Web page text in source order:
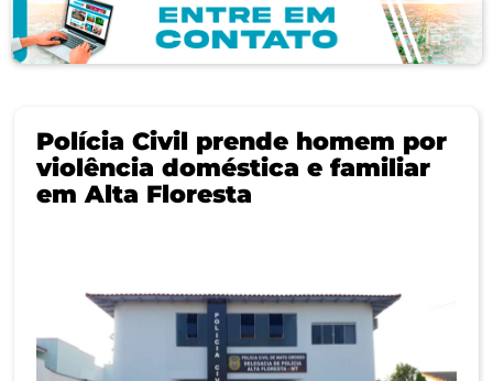
Polícia Civil prende homem por
violência doméstica e familiar
em Alta Floresta